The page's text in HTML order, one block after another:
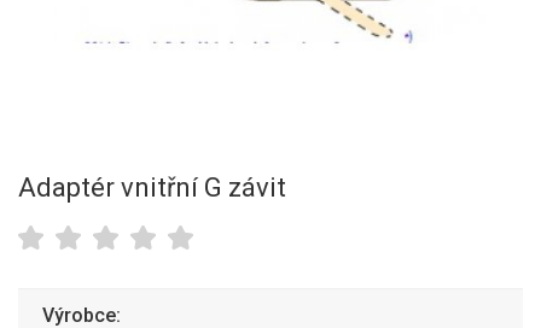
Adaptér vnitřní G závit
Výrobce: